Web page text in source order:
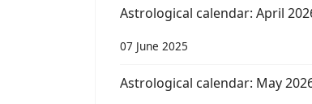
Astrological calendar: April
07 June 2025
Astrological calendar: May